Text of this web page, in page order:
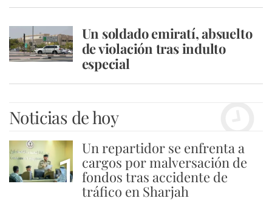
Un soldado emiratí, absuelto
de violación tras indulto
especial
Noticias de hoy
1
Un repartidor se enfrenta a
cargos por malversación de
fondos tras accidente de
tráfico en Sharjah